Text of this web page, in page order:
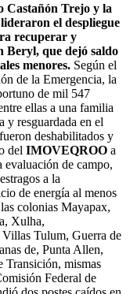
Castañón Trejo y la
el despliegue
recuperar y
Beryl, que dejó saldo
menores. Según el
de la Emergencia, la
de mil 547
ellas a una familia
y resguardada en el
deshabilitados y
del IMOVEQROO a
evaluación de campo,
a la
de energía al menos
colonias Mayapax,
Xulha,
Tulum, Guerra de
de, Punta Allen,
mismas
Federal de